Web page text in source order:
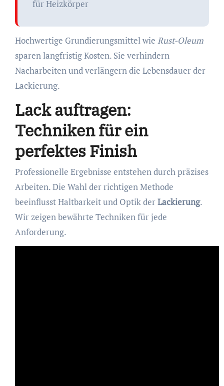
für Heizkörper
Hochwertige Grundierungsmittel wie Rust-Oleum
sparen langfristig Kosten. Sie verhindern
Nacharbeiten und verlängern die Lebensdauer der
Lackierung.
Lack auftragen:
Techniken für ein
perfektes Finish
Professionelle Ergebnisse entstehen durch präzises
Arbeiten. Die Wahl der richtigen Methode
beeinflusst Haltbarkeit und Optik derLackierung.
Wir zeigen bewährte Techniken für jede
Anforderung.